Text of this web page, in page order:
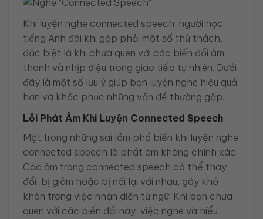
Khi luyện nghe connected speech, người học
tiếng Anh đôi khi gặp phải một số thử thách,
đặc biệt là khi chưa quen với các biến đổi âm
thanh và nhịp điệu trong giao tiếp tự nhiên. Dưới
đây là một số lưu ý giúp bạn luyện nghe hiệu quả
hơn và khắc phục những vấn đề thường gặp.
Lỗi Phát Âm Khi Luyện Connected Speech
Một trong những sai lầm phổ biến khi luyện nghe
connected speech là phát âm không chính xác.
Các âm trong connected speech có thể thay
đổi, bị giảm hoặc bị nối lại với nhau, gây khó
khăn trong việc nhận diện từ ngữ. Khi bạn chưa
quen với các biến đổi này, việc nghe và hiểu